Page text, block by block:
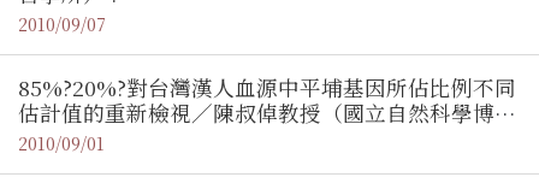
2010/09/07
85%?20%?對台灣漢人血源中平埔基因所佔比例不同
估計值的重新檢視／陳叔倬教授（國立自然科學博物
館人類學組助理研究員）
2010/09/01